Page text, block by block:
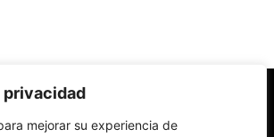
privacidad
mejorar su experiencia de
sobre la Iglesia católica y la sociedad